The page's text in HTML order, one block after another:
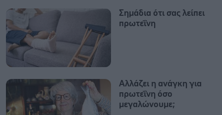
Σημάδια ότι σας λείπει
πρωτεΐνη
Αλλάζει η ανάγκη για
πρωτεΐνη όσο
μεγαλώνουμε;